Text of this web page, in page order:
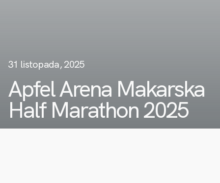
31 listopada, 2025
Apfel Arena Makarska
Half Marathon 2025